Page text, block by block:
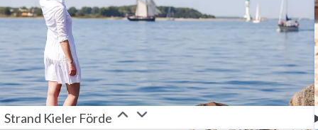
Strand Kieler Förde